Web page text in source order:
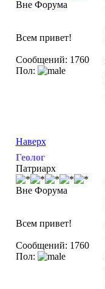
Вне Форума
Всем привет!
Сообщений: 1760
Пол:
Наверх
Геолог
Патриарх
Вне Форума
Всем привет!
Сообщений: 1760
Пол: